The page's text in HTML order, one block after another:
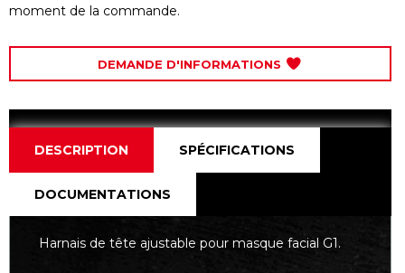
moment de la commande.
DEMANDE D'INFORMATIONS
DESCRIPTION SPÉCIFICATIONS
DOCUMENTATIONS
Harnais de tête ajustable pour masque facial G1.